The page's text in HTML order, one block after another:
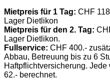
Mietpreis für 1 Tag: CHF
Lager Dietlikon
Mietpreis für den 2. Tag:
Lager Dietlikon.
Fullservice: CHF 400.-
Abbau, Betreuung bis zu 6
Haftpflichtversicherung.
62.- berechnet.